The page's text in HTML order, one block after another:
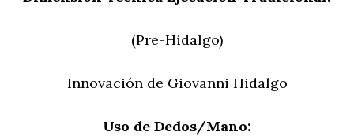
(Pre-Hidalgo)
Innovación de Giovanni Hidalgo
Uso de Dedos/Mano: